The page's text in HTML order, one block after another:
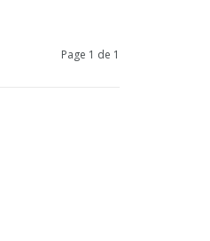
Page 1 de 1